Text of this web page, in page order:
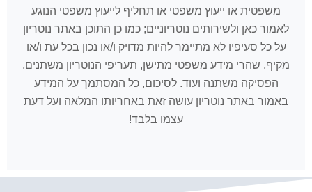
משפטית או ייעוץ משפטי או תחליף לייעוץ משפטי הנוגע
לאמור כאן ולשירותים נוטריוניים; כמו כן התוכן באתר נוטריון
על כל סעיפיו לא מתיימר להיות מדויק ו/או נכון בכל עת ו/או
מקיף, שהרי מידע משפטי מתישן, תעריפי הנוטריון משתנים,
הפסיקה משתנה ועוד. לסיכום, כל המסתמך על המידע
באמור באתר נוטריון עושה זאת באחריותו המלאה ועל דעת
עצמו בלבד!